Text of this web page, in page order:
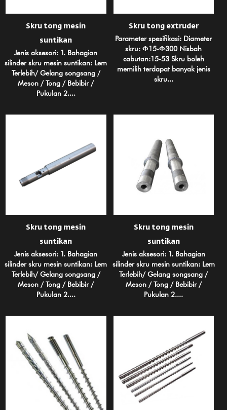
Skru tong mesin
suntikan
Jenis aksesori: 1. Bahagian
silinder skru mesin suntikan: Lem
Terlebih/ Gelang songsang /
Meson / Tong / Bebibir /
Pukulan 2....
Skru tong extruder
Parameter spesifikasi: Diameter
skru: Φ15-Φ300 Nisbah
cabutan:15-53 Skru boleh
memilih terdapat banyak jenis
skru...
Skru tong mesin
suntikan
Jenis aksesori: 1. Bahagian
silinder skru mesin suntikan: Lem
Terlebih/ Gelang songsang /
Meson / Tong / Bebibir /
Pukulan 2....
Skru tong mesin
suntikan
Jenis aksesori: 1. Bahagian
silinder skru mesin suntikan: Lem
Terlebih/ Gelang songsang /
Meson / Tong / Bebibir /
Pukulan 2....